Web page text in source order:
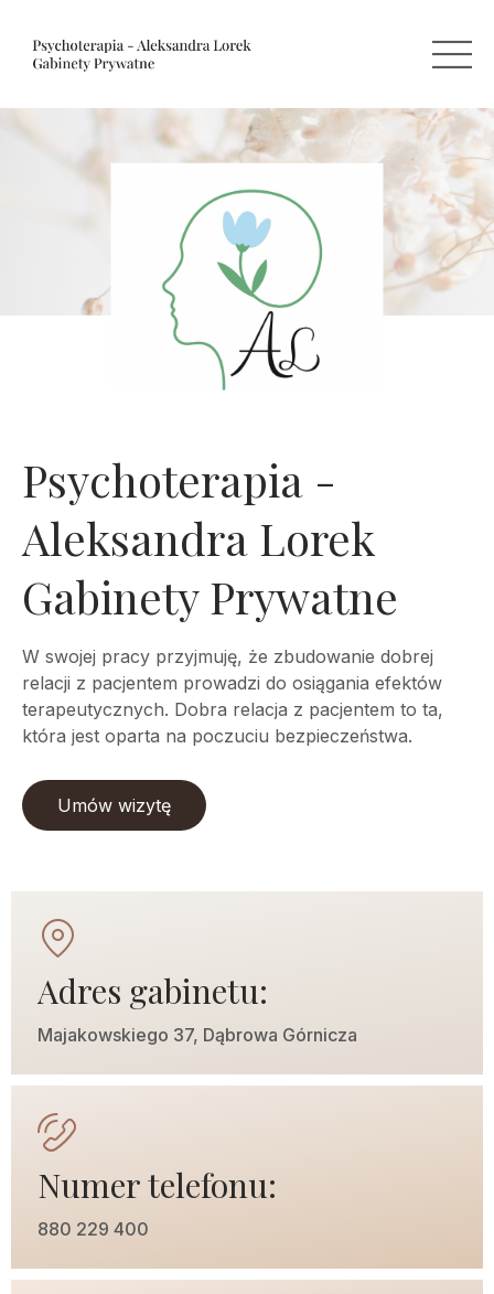
Psychoterapia -
Aleksandra Lorek
Gabinety Prywatne
W swojej pracy przyjmuję, że zbudowanie dobrej
relacji z pacjentem prowadzi do osiągania efektów
terapeutycznych. Dobra relacja z pacjentem to ta,
która jest oparta na poczuciu bezpieczeństwa.
Umów wizytę
Adres gabinetu:
Majakowskiego 37, Dąbrowa Górnicza
Numer telefonu:
880 229 400